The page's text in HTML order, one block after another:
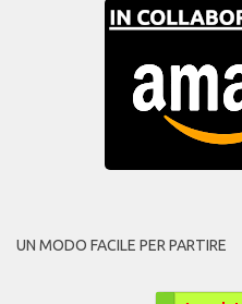
UN MODO FACILE PER PARTIRE